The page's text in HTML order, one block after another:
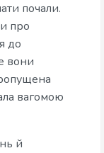
почали.
про
до
вони
вагомою
й